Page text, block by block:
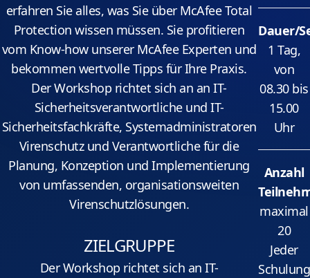
erfahren Sie alles, was Sie über McAfee Total
Protection wissen müssen. Sie profitieren
vom Know-how unserer McAfee Experten und
bekommen wertvolle Tipps für Ihre Praxis.
Der Workshop richtet sich an an IT-
Sicherheitsverantwortliche und IT-
Sicherheitsfachkräfte, Systemadministratoren
Virenschutz und Verantwortliche für die
Planung, Konzeption und Implementierung
von umfassenden, organisationsweiten
Virenschutzlösungen.
ZIELGRUPPE
Der Workshop richtet sich an IT-
Dauer/
1 Tag,
von
08.30 bis
15.00
Uhr
Anzahl
maximal
20
Jeder